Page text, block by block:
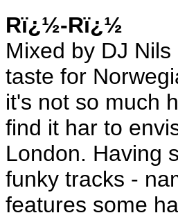
Rï¿½-Rï¿½
Mixed by DJ
taste for
it's not so much
find it har to
London. Having
funky tracks -
features some